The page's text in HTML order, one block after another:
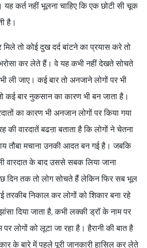
यह कर्त नहीं भूलना चाहिए कि एक छोटी सी चूक
है।
तो कोई दुख दर्द बांटने का प्रयास करे तो
कर लेते हैं। वे यह कभी नहीं देखते सोचते
ली जाए। कई बार तो अनजाने लोगों पर भी
कई बार नुकसान का कारण भी बन जाता है।
का कारण भी अनजान लोगों पर किया गया
की वारदातें बढऩा बताता है कि लोगों ने चेतना
तौबा मचाना उनकी आदत बन गई है। जबकि
वारदात के बाद उससे सबक लिया जाना
दिन तक तो लोग सोचते हैं लेकिन फिर सब भूल
तरकीब निकाल कर लोगों को शिकार बना रहे
दिया जाता है, कभी लक्की ड्रॉ के नाम पर
लोगों को लूटा जा रहा है। हैरानी की बात है
के बारे में पहले पूरी जानकारी हासिल कर लेते